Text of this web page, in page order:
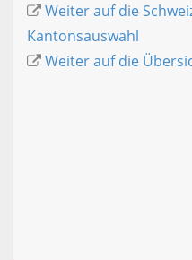
Weiter auf die
Kantonsauswahl
Weiter auf die